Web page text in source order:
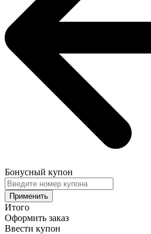
Бонусный купон
Применить
Итого
Оформить заказ
Ввести купон